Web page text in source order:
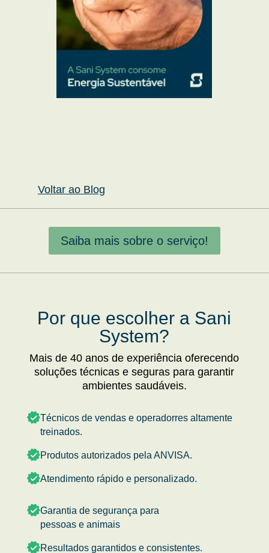
Voltar ao Blog
Saiba mais sobre o serviço!
Por que escolher a Sani
System?
Mais de 40 anos de experiência oferecendo
soluções técnicas e seguras para garantir
ambientes saudáveis.
Técnicos de vendas e operadorres altamente
treinados.
Produtos autorizados pela ANVISA.
Atendimento rápido e personalizado.
Garantia de segurança para
pessoas e animais
Resultados garantidos e consistentes.